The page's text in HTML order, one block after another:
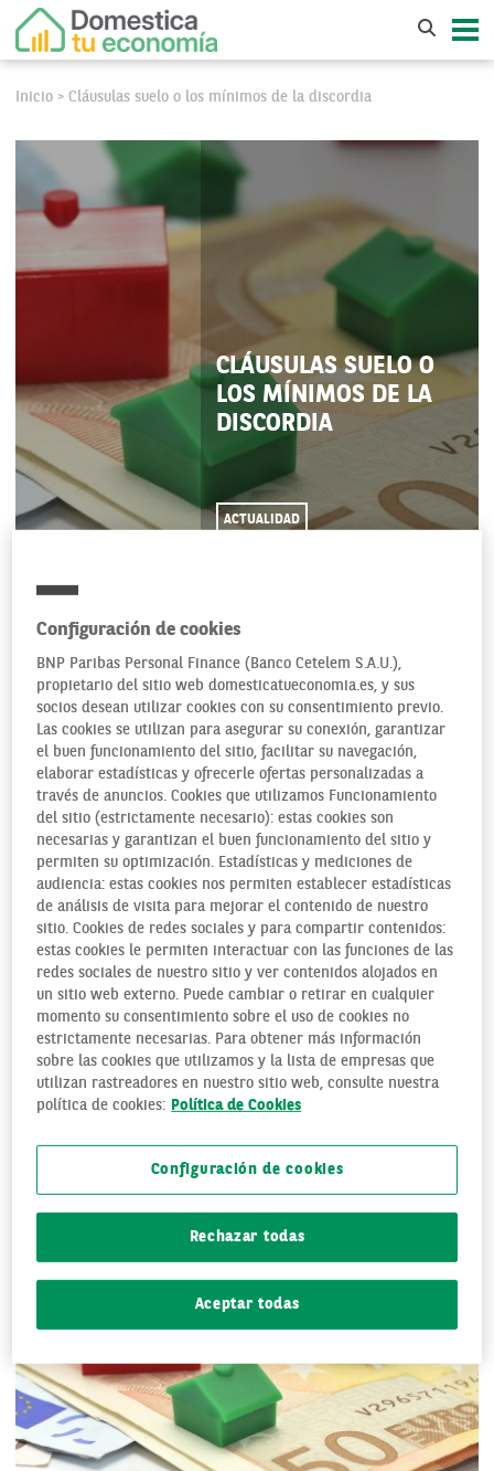
Inicio > Cláusulas suelo o los mínimos de la discordia
CLÁUSULAS SUELO O
LOS MÍNIMOS DE LA
DISCORDIA
ACTUALIDAD
Al firmar la hipoteca de la compra de un inmueble conviene
leerse al detalle el documento firmado. Esto parece de
Perogrullo, pero pocos lo hacen y luego pasa lo que pasa. Y
le ha pasado a muchísima gente. Nos encontramos con una
cláusula suelo ennuestro contrato de hipotecaque nos
impide pagar menos aunque baje el Euribor, que es el índice
de referencia en la mayoría de los casos (97%) en España.
Pues eso y no otra cosa esla cláusula suelo. Un epígrafe
puede incluir el banco en la hipoteca a la hora de su firma y
queestablece el tipo de interés mínimo que el cliente
pagará aunque el Euribor esté por debajo.
Así por ejemplo, en los últimos añosel Euriborllegó a caer
hasta el 0,50%, pero las cláusulas suelo medias estaban en
el 3,12%, por lo que el ciudadano afectado continuó pagando
ese tipo a pesar de que el Euribor estaba en su nivel más
bajo. Es decir, dicha cláusula no permite al deudor
beneficiarse de la bajada de ese índice.
Configuración de cookies
BNP Paribas Personal Finance (Banco Cetelem S.A.U.),
propietario del sitio web domesticatueconomia.es, y sus
socios desean utilizar cookies con su consentimiento previo.
Las cookies se utilizan para asegurar su conexión, garantizar
el buen funcionamiento del sitio, facilitar su navegación,
elaborar estadísticas y ofrecerle ofertas personalizadas a
través de anuncios. Cookies que utilizamos Funcionamiento
del sitio (estrictamente necesario): estas cookies son
necesarias y garantizan el buen funcionamiento del sitio y
permiten su optimización. Estadísticas y mediciones de
audiencia: estas cookies nos permiten establecer estadísticas
de análisis de visita para mejorar el contenido de nuestro
sitio. Cookies de redes sociales y para compartir contenidos:
estas cookies le permiten interactuar con las funciones de las
redes sociales de nuestro sitio y ver contenidos alojados en
un sitio web externo. Puede cambiar o retirar en cualquier
momento su consentimiento sobre el uso de cookies no
estrictamente necesarias. Para obtener más información
sobre las cookies que utilizamos y la lista de empresas que
utilizan rastreadores en nuestro sitio web, consulte nuestra
política de cookies:
Política de Cookies
Configuración de cookies
Rechazar todas
Aceptar todas